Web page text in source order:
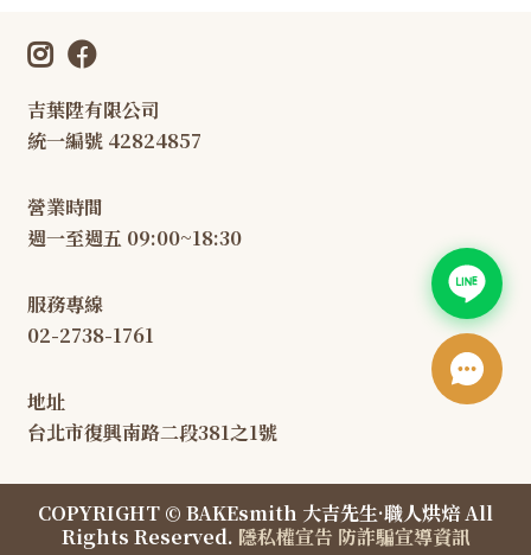
吉葉陞有限公司
統一編號 42824857
營業時間
週一至週五 09:00~18:30
服務專線
02-2738-1761
地址
台北市復興南路二段381之1號
COPYRIGHT © BAKEsmith 大吉先生·職人烘焙 All
Rights Reserved. 隱私權宣告 防詐騙宣導資訊